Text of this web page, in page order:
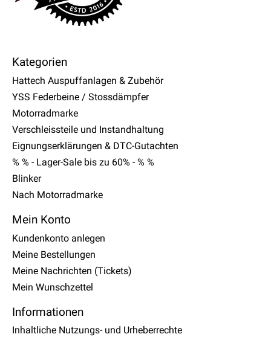
Kategorien
Hattech Auspuffanlagen & Zubehör
YSS Federbeine / Stossdämpfer
Motorradmarke
Verschleissteile und Instandhaltung
Eignungserklärungen & DTC-Gutachten
% % - Lager-Sale bis zu 60% - % %
Blinker
Nach Motorradmarke
Mein Konto
Kundenkonto anlegen
Meine Bestellungen
Meine Nachrichten (Tickets)
Mein Wunschzettel
Informationen
Inhaltliche Nutzungs- und Urheberrechte